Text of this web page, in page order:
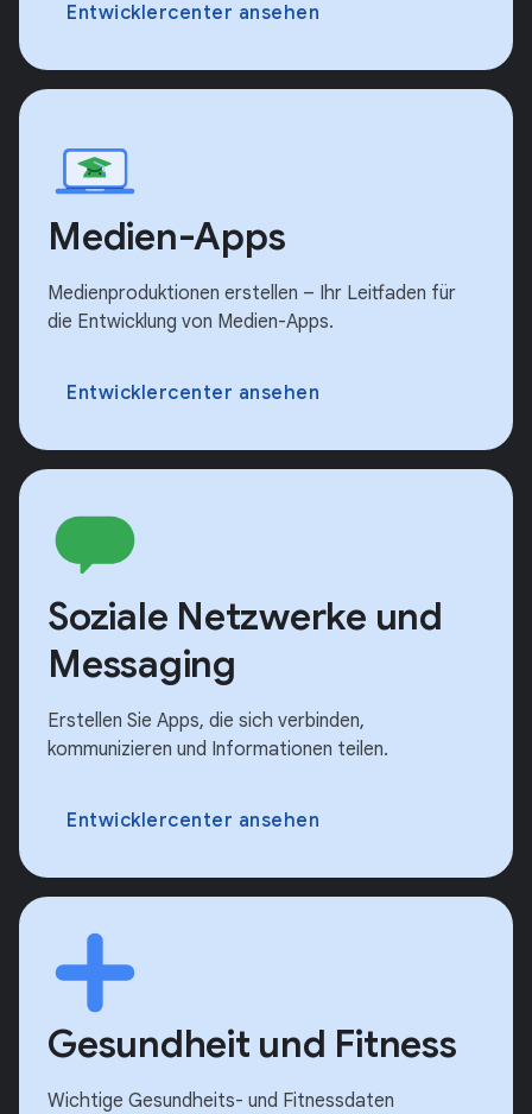
Entwicklercenter ansehen
Medien-Apps
Medienproduktionen erstellen – Ihr Leitfaden für
die Entwicklung von Medien-Apps.
Entwicklercenter ansehen
Soziale Netzwerke und
Messaging
Erstellen Sie Apps, die sich verbinden,
kommunizieren und Informationen teilen.
Entwicklercenter ansehen
Gesundheit und Fitness
Wichtige Gesundheits- und Fitnessdaten